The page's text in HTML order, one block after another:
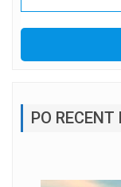
PO RECENT